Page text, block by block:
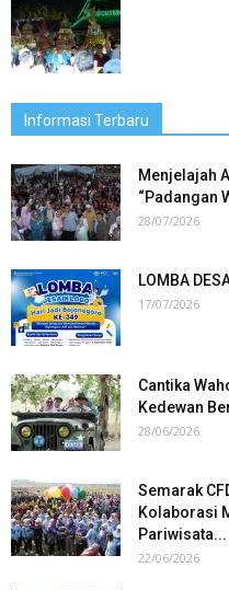
Informasi Terbaru
Menjelajah
“Padangan
28/07/2026
LOMBA
17/07/2026
Cantika
Kedewan
28/06/2026
Semarak
Kolaborasi
Pariwisata...
22/06/2026